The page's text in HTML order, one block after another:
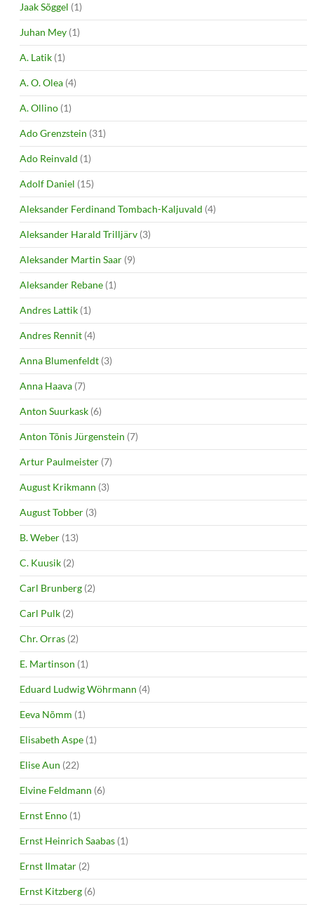
Jaak Sõggel (1)
Juhan Mey (1)
A. Latik (1)
A. O. Olea (4)
A. Ollino (1)
Ado Grenzstein (31)
Ado Reinvald (1)
Adolf Daniel (15)
Aleksander Ferdinand Tombach-Kaljuvald (4)
Aleksander Harald Trilljärv (3)
Aleksander Martin Saar (9)
Aleksander Rebane (1)
Andres Lattik (1)
Andres Rennit (4)
Anna Blumenfeldt (3)
Anna Haava (7)
Anton Suurkask (6)
Anton Tõnis Jürgenstein (7)
Artur Paulmeister (7)
August Krikmann (3)
August Tobber (3)
B. Weber (13)
C. Kuusik (2)
Carl Brunberg (2)
Carl Pulk (2)
Chr. Orras (2)
E. Martinson (1)
Eduard Ludwig Wöhrmann (4)
Eeva Nõmm (1)
Elisabeth Aspe (1)
Elise Aun (22)
Elvine Feldmann (6)
Ernst Enno (1)
Ernst Heinrich Saabas (1)
Ernst Ilmatar (2)
Ernst Kitzberg (6)